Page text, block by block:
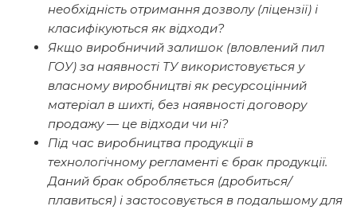
необхідність отримання дозволу (ліцензії) і
класифікуються як відходи?
Якщо виробничий залишок (вловлений пил
ГОУ) за наявності ТУ використовується у
власному виробництві як ресурсоцінний
матеріал в шихті, без наявності договору
продажу — це відходи чи ні?
Під час виробництва продукції в
технологічному регламенті є брак продукції.
Даний брак обробляється (дробиться/
плавиться) і застосовується в подальшому для